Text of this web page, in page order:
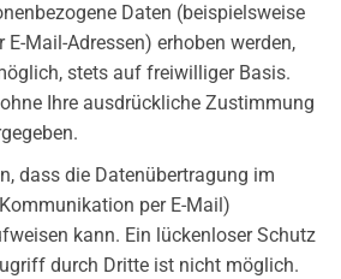
Daten (beispielsweise
E-Mail-Adressen) erhoben werden,
stets auf freiwilliger Basis.
Ihre ausdrückliche Zustimmung
dass die Datenübertragung im
per E-Mail)
kann. Ein lückenloser Schutz
durch Dritte ist nicht möglich.